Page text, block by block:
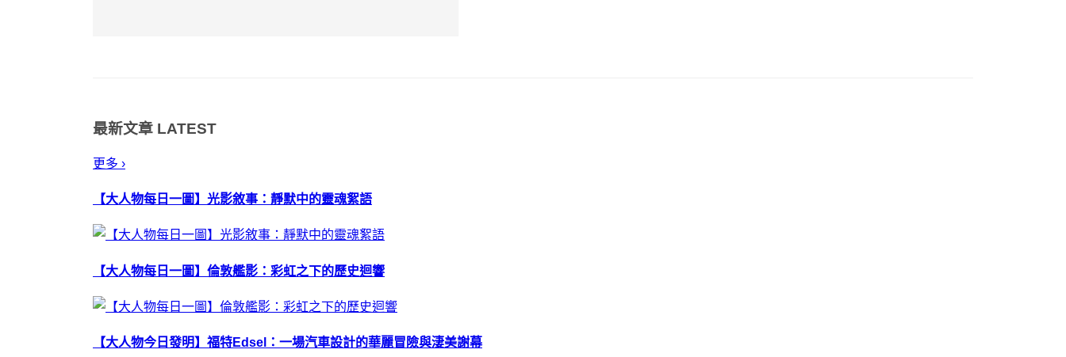
最新文章 LATEST
更多 ›
【大人物每日一圖】光影敘事：靜默中的靈魂絮語
【大人物每日一圖】倫敦艦影：彩虹之下的歷史迴響
【大人物今日發明】福特Edsel：一場汽車設計的華麗冒險與淒美謝幕